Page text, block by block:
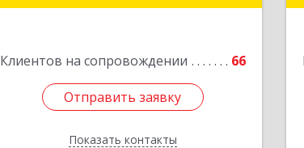
Клиентов на сопровождении 66
Отправить заявку
Показать контакты
Отправить заявку
Назад